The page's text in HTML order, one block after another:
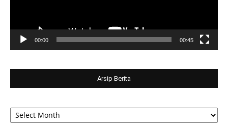
00:00 00:45
Arsip Berita
Arsip
Berita